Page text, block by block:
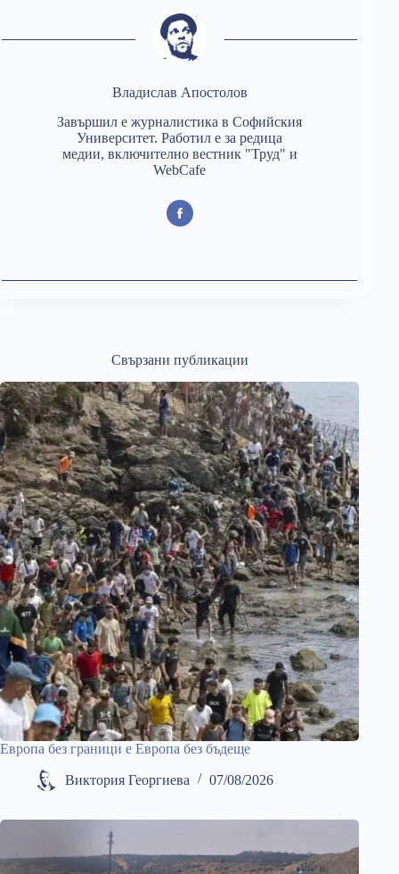
Владислав Апостолов
Завършил е журналистика в Софийския
Университет. Работил е за редица
медии, включително вестник "Труд" и
WebCafe
Свързани публикации
Европа без граници е Европа без бъдеще
Виктория Георгиева 07/08/2026